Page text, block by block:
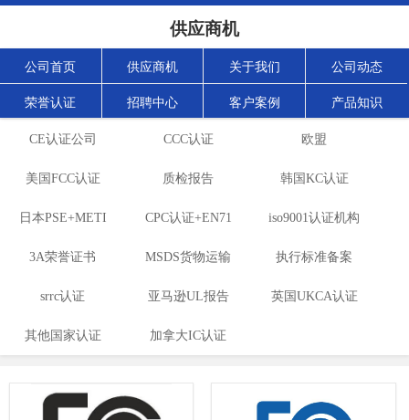
供应商机
公司首页 供应商机 关于我们 公司动态
荣誉认证 招聘中心 客户案例 产品知识
CE认证公司 CCC认证 欧盟
ROHS+REACH
认证
美国FCC认证 质检报告 韩国KC认证
日本PSE+METI
备案
CPC认证+EN71
玩具认证
iso9001认证机构
3A荣誉证书 MSDS货物运输
报告
执行标准备案
srrc认证 亚马逊UL报告 英国UKCA认证
其他国家认证 加拿大IC认证